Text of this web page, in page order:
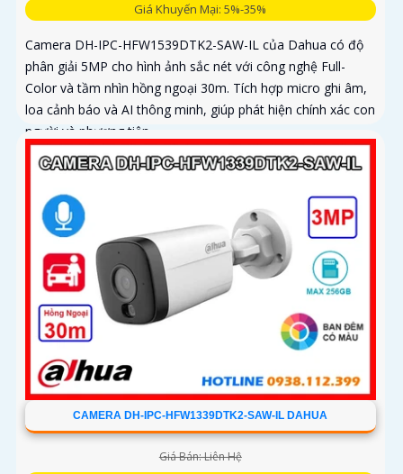
Giá Khuyến Mại: 5%-35%
Camera DH-IPC-HFW1539DTK2-SAW-IL của Dahua có độ
phân giải 5MP cho hình ảnh sắc nét với công nghệ Full-
Color và tầm nhìn hồng ngoại 30m. Tích hợp micro ghi âm,
loa cảnh báo và AI thông minh, giúp phát hiện chính xác con
người và phương tiện
CAMERA DH-IPC-HFW1339DTK2-SAW-IL DAHUA
Giá Bán: Liên Hệ